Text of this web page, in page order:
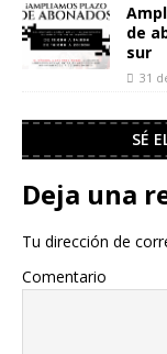
de
sur
31
SÉ
Deja una
Tu dirección de
Comentario